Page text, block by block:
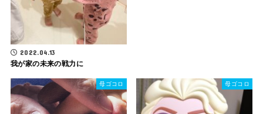
2022.04.13
我が家の未来の戦力に
母ゴコロ 母ゴコロ